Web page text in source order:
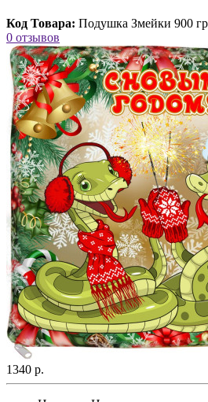
Код Товара: Подушка Змейки 900
0 отзывов
1340 р.